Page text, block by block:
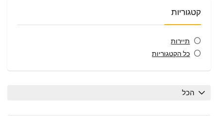
קטגוריות
תיירות
כל הקטגוריות
הכל